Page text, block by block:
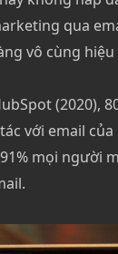
qua
vô cùng hiệu
(2020),
với email của
mọi người